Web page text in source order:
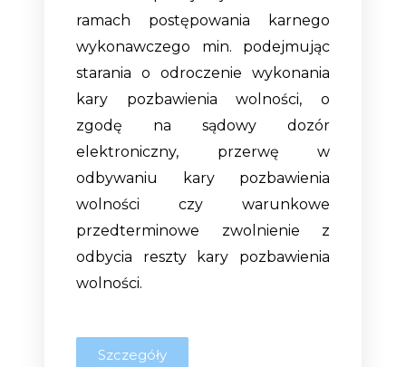
ramach postępowania karnego
wykonawczego min. podejmując
starania o odroczenie wykonania
kary pozbawienia wolności, o
zgodę na sądowy dozór
elektroniczny, przerwę w
odbywaniu kary pozbawienia
wolności czy warunkowe
przedterminowe zwolnienie z
odbycia reszty kary pozbawienia
wolności.
Szczegóły